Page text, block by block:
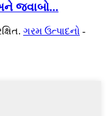
જવાબો...
ગરમ ઉત્પાદનો -